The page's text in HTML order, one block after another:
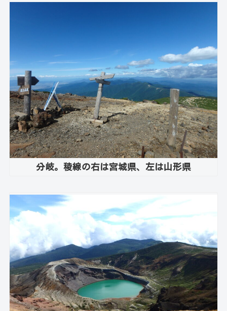
分岐。稜線の右は宮城県、左は山形県